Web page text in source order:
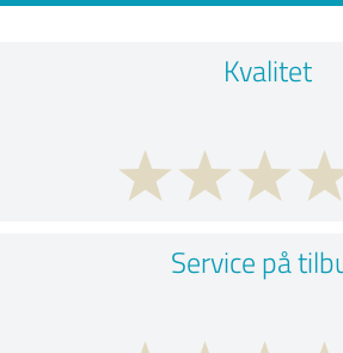
Kvalitet
Service på